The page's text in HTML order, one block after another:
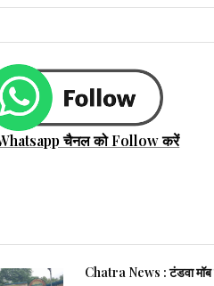
Whatsapp चैनल को Follow करें
Chatra News : टंडवा मॉब